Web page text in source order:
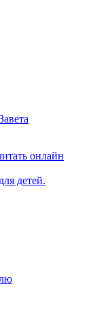
онлайн
детей.